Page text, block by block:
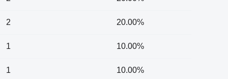
2 20.00%
1 10.00%
1 10.00%